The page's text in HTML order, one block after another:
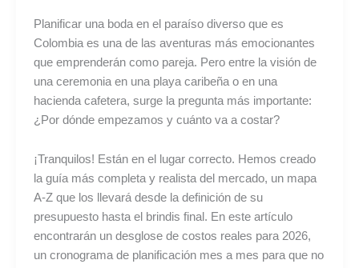
Planificar una boda en el paraíso diverso que es
Colombia es una de las aventuras más emocionantes
que emprenderán como pareja. Pero entre la visión de
una ceremonia en una playa caribeña o en una
hacienda cafetera, surge la pregunta más importante:
¿Por dónde empezamos y cuánto va a costar?
¡Tranquilos! Están en el lugar correcto. Hemos creado
la guía más completa y realista del mercado, un mapa
A-Z que los llevará desde la definición de su
presupuesto hasta el brindis final. En este artículo
encontrarán un desglose de costos reales para 2026,
un cronograma de planificación mes a mes para que no
Colombia
2026